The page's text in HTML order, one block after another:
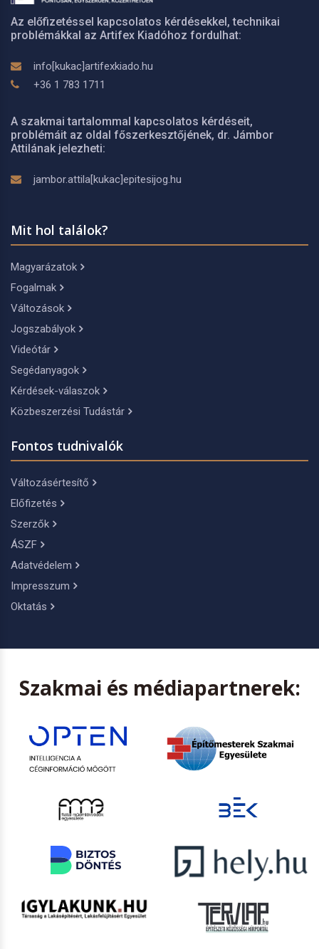
Az előfizetéssel kapcsolatos kérdésekkel, technikai
problémákkal az Artifex Kiadóhoz fordulhat:
info[kukac]artifexkiado.hu
+36 1 783 1711
A szakmai tartalommal kapcsolatos kérdéseit,
problémáit az oldal főszerkesztőjének, dr. Jámbor
Attilának jelezheti:
jambor.attila[kukac]epitesijog.hu
Mit hol találok?
Magyarázatok
Fogalmak
Változások
Jogszabályok
Videótár
Segédanyagok
Kérdések-válaszok
Közbeszerzési Tudástár
Fontos tudnivalók
Változásértesítő
Előfizetés
Szerzők
ÁSZF
Adatvédelem
Impresszum
Oktatás
Szakmai és médiapartnerek: